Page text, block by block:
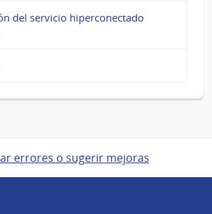
del servicio hiperconectado
errores o sugerir mejoras